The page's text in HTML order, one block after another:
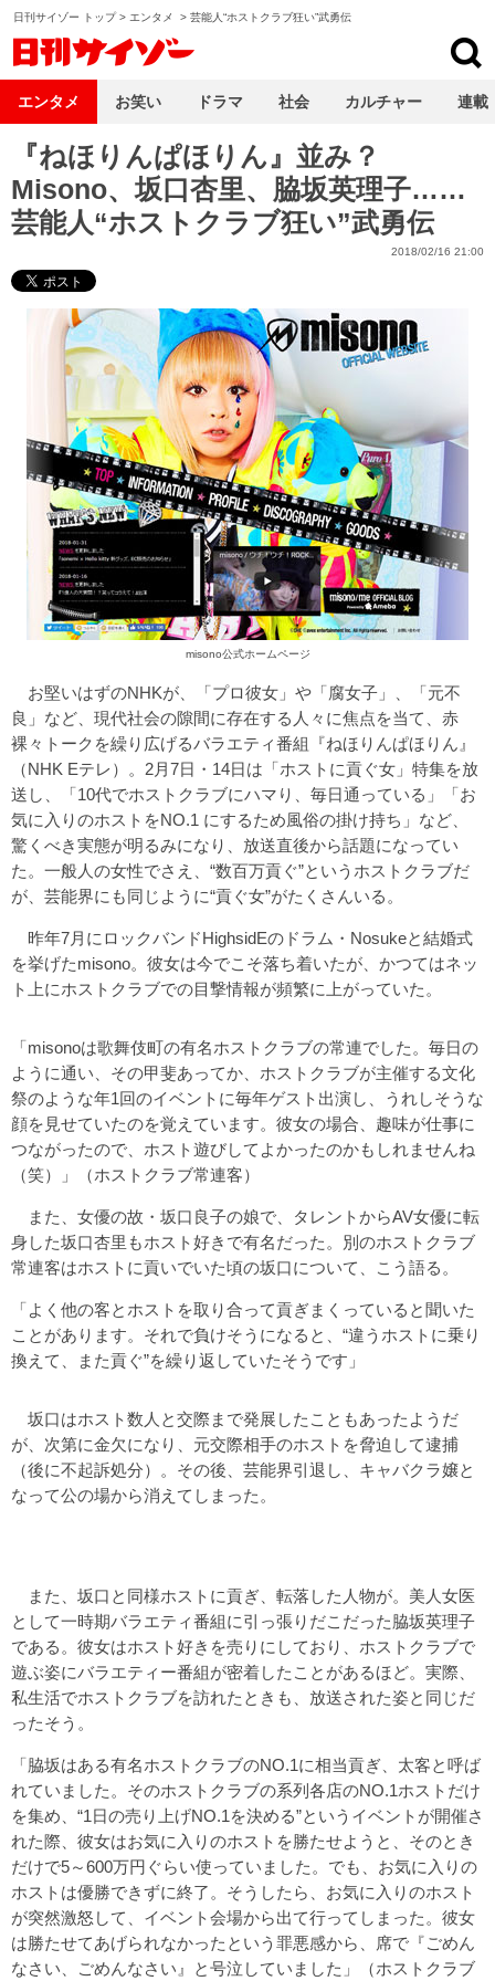
日刊サイゾー トップ> エンタメ > 芸能人“ホストクラブ狂い”武勇伝
『ねほりんぱほりん』並み？
Misono、坂口杏里、脇坂英理子……
芸能人“ホストクラブ狂い”武勇伝
2018/02/16 21:00
misono公式ホームページ
お堅いはずのNHKが、「プロ彼女」や「腐女子」、「元不
良」など、現代社会の隙間に存在する人々に焦点を当て、赤
裸々トークを繰り広げるバラエティ番組『ねほりんぱほりん』
（NHK Eテレ）。2月7日・14日は「ホストに貢ぐ女」特集を放
送し、「10代でホストクラブにハマり、毎日通っている」「お
気に入りのホストをNO.1 にするため風俗の掛け持ち」など、
驚くべき実態が明るみになり、放送直後から話題になってい
た。一般人の女性でさえ、“数百万貢ぐ”というホストクラブだ
が、芸能界にも同じように“貢ぐ女”がたくさんいる。
昨年7月にロックバンドHighsidEのドラム・Nosukeと結婚式
を挙げたmisono。彼女は今でこそ落ち着いたが、かつてはネッ
ト上にホストクラブでの目撃情報が頻繁に上がっていた。
「misonoは歌舞伎町の有名ホストクラブの常連でした。毎日の
ように通い、その甲斐あってか、ホストクラブが主催する文化
祭のような年1回のイベントに毎年ゲスト出演し、うれしそうな
顔を見せていたのを覚えています。彼女の場合、趣味が仕事に
つながったので、ホスト遊びしてよかったのかもしれませんね
（笑）」（ホストクラブ常連客）
また、女優の故・坂口良子の娘で、タレントからAV女優に転
身した坂口杏里もホスト好きで有名だった。別のホストクラブ
常連客はホストに貢いでいた頃の坂口について、こう語る。
「よく他の客とホストを取り合って貢ぎまくっていると聞いた
ことがあります。それで負けそうになると、“違うホストに乗り
換えて、また貢ぐ”を繰り返していたそうです」
坂口はホスト数人と交際まで発展したこともあったようだ
が、次第に金欠になり、元交際相手のホストを脅迫して逮捕
（後に不起訴処分）。その後、芸能界引退し、キャバクラ嬢と
なって公の場から消えてしまった。
また、坂口と同様ホストに貢ぎ、転落した人物が。美人女医
として一時期バラエティ番組に引っ張りだこだった脇坂英理子
である。彼女はホスト好きを売りにしており、ホストクラブで
遊ぶ姿にバラエティー番組が密着したことがあるほど。実際、
私生活でホストクラブを訪れたときも、放送された姿と同じだ
ったそう。
「脇坂はある有名ホストクラブのNO.1に相当貢ぎ、太客と呼ば
れていました。そのホストクラブの系列各店のNO.1ホストだけ
を集め、“1日の売り上げNO.1を決める”というイベントが開催さ
れた際、彼女はお気に入りのホストを勝たせようと、そのとき
だけで5～600万円ぐらい使っていました。でも、お気に入りの
ホストは優勝できずに終了。そうしたら、お気に入りのホスト
が突然激怒して、イベント会場から出て行ってしまった。彼女
は勝たせてあげられなかったという罪悪感から、席で『ごめん
なさい、ごめんなさい』と号泣していました」（ホストクラブ
エンタメ お笑い ドラマ 社会 カルチャー 連載